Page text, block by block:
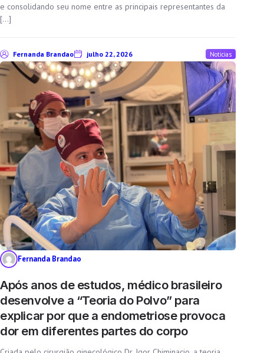
e consolidando seu nome entre as principais representantes da
[…]
Fernanda Brandao julho 22, 2026 Noticias
Fernanda Brandao
Após anos de estudos, médico brasileiro
desenvolve a “Teoria do Polvo” para
explicar por que a endometriose provoca
dor em diferentes partes do corpo